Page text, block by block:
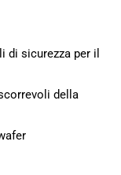
di sicurezza per il
della